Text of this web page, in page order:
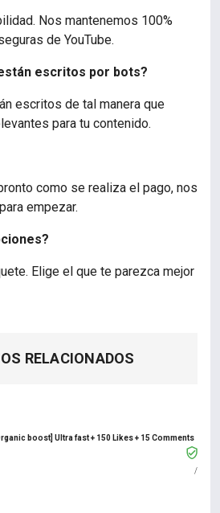
Nos mantenemos 100%
de YouTube.
escritos por bots?
escritos de tal manera que
para tu contenido.
como se realiza el pago, nos
empezar.
Elige el que te parezca mejor
RELACIONADOS
boost] Ultra fast + 150 Likes + 15 Comments
/